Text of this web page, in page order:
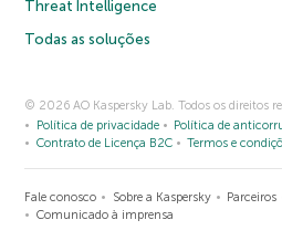
Threat Intelligence
Todas as soluções
© 2026 AO Kaspersky Lab. Todos os direitos
Política de privacidade
Política de
Contrato de Licença B2C
Termos e
Fale conosco Sobre a Kaspersky Parceiros
Comunicado à imprensa